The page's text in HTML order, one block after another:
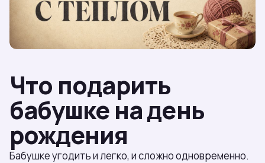
Что подарить
бабушке на день
рождения
Бабушке угодить и легко, и сложно одновременно.